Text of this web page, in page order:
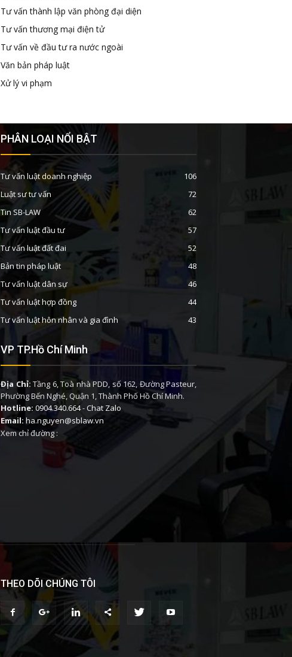
Tư vấn thành lập văn phòng đại diện
Tư vấn thương mại điện tử
Tư vấn về đầu tư ra nước ngoài
Văn bản pháp luật
Xử lý vi phạm
PHÂN LOẠI NỔI BẬT
Tư vấn luật doanh nghiệp
106
Luật sư tư vấn
72
Tin SB-LAW
62
Tư vấn luật đầu tư
57
Tư vấn luật đất đai
52
Bản tin pháp luật
48
Tư vấn luật dân sự
46
Tư vấn luật hợp đồng
44
Tư vấn luật hôn nhân và gia đình
43
VP TP.Hồ Chí Minh
Địa Chỉ: Tầng 6, Toà nhà PDD, số 162, Đường Pasteur,
Phường Bến Nghé, Quận 1, Thành Phố Hồ Chí Minh.
Hotline: 0904.340.664-Chat Zalo
Email: ha.nguyen@sblaw.vn
Xem chỉ đường :
THEO DÕI CHÚNG TÔI